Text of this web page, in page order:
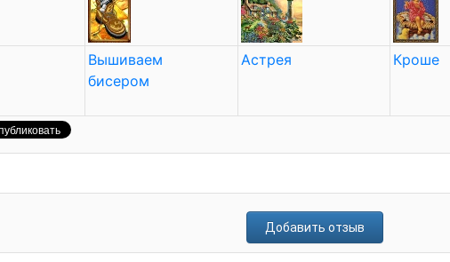
Вышиваем
бисером
Астрея Кроше
Добавить отзыв